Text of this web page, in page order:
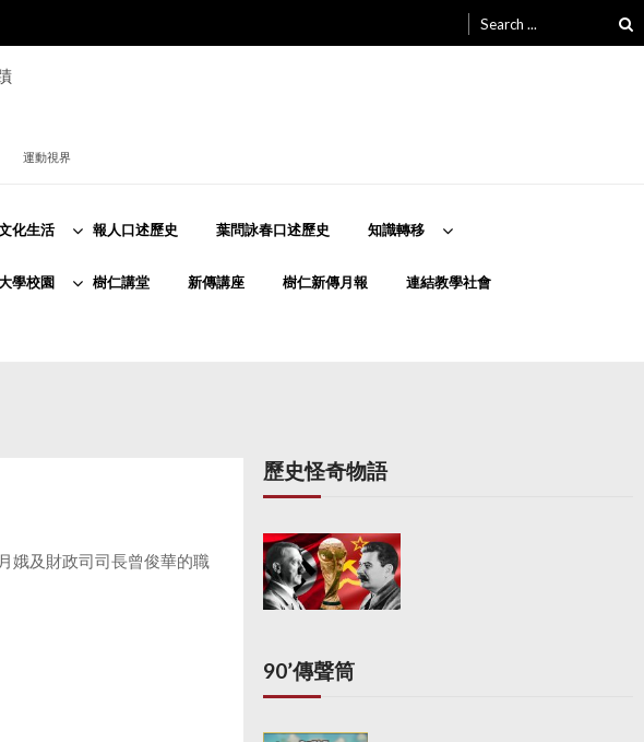
for:
運動視界
化生活 報人口述歷史 葉問詠春口述歷史 知識轉移
學校園 樹仁講堂 新傳講座 樹仁新傳月報 連結教學社會
娥及財政司司長曾俊華的職
歷史怪奇物語
90’傳聲筒